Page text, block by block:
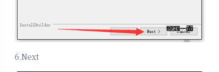
6.Next